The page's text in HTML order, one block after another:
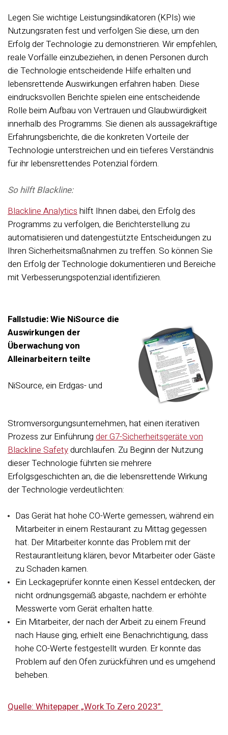
Legen Sie wichtige Leistungsindikatoren (KPIs) wie
Nutzungsraten fest und verfolgen Sie diese, um den
Erfolg der Technologie zu demonstrieren. Wir empfehlen,
reale Vorfälle einzubeziehen, in denen Personen durch
die Technologie entscheidende Hilfe erhalten und
lebensrettende Auswirkungen erfahren haben. Diese
eindrucksvollen Berichte spielen eine entscheidende
Rolle beim Aufbau von Vertrauen und Glaubwürdigkeit
innerhalb des Programms. Sie dienen als aussagekräftige
Erfahrungsberichte, die die konkreten Vorteile der
Technologie unterstreichen und ein tieferes Verständnis
für ihr lebensrettendes Potenzial fördern.
So hilft Blackline:
Blackline Analytics hilft Ihnen dabei, den Erfolg des
Programms zu verfolgen, die Berichterstellung zu
automatisieren und datengestützte Entscheidungen zu
Ihren Sicherheitsmaßnahmen zu treffen. So können Sie
den Erfolg der Technologie dokumentieren und Bereiche
mit Verbesserungspotenzial identifizieren.
Fallstudie: Wie NiSource die
Auswirkungen der
Überwachung von
Alleinarbeitern teilte
NiSource, ein Erdgas- und
Stromversorgungsunternehmen, hat einen iterativen
Prozess zur Einführung der G7-Sicherheitsgeräte von
Blackline Safetydurchlaufen. Zu Beginn der Nutzung
dieser Technologie führten sie mehrere
Erfolgsgeschichten an, die die lebensrettende Wirkung
der Technologie verdeutlichten:
Das Gerät hat hohe CO-Werte gemessen, während ein
Mitarbeiter in einem Restaurant zu Mittag gegessen
hat. Der Mitarbeiter konnte das Problem mit der
Restaurantleitung klären, bevor Mitarbeiter oder Gäste
zu Schaden kamen.
Ein Leckageprüfer konnte einen Kessel entdecken, der
nicht ordnungsgemäß abgaste, nachdem er erhöhte
Messwerte vom Gerät erhalten hatte.
Ein Mitarbeiter, der nach der Arbeit zu einem Freund
nach Hause ging, erhielt eine Benachrichtigung, dass
hohe CO-Werte festgestellt wurden. Er konnte das
Problem auf den Ofen zurückführen und es umgehend
beheben.
Quelle: Whitepaper „Work To Zero 2023”